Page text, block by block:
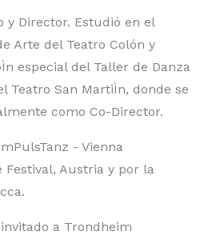
y Director. Estudió en el
Arte del Teatro Colón y
especial del Taller de Danza
Teatro San MartiÌn, donde se
como Co-Director.
- Vienna
Festival, Austria y por la
a Trondheim